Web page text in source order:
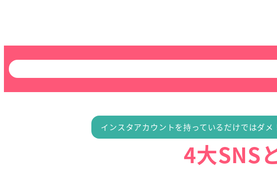
インスタアカウントを持っているだけではダメ
4大SNS